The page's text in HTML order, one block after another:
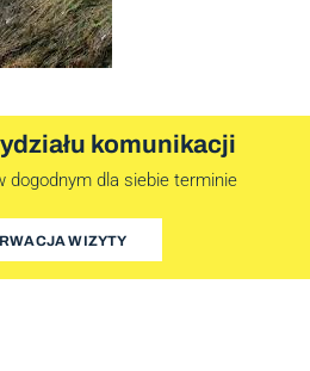
komunikacji
dogodnym dla siebie terminie
WIZYTY